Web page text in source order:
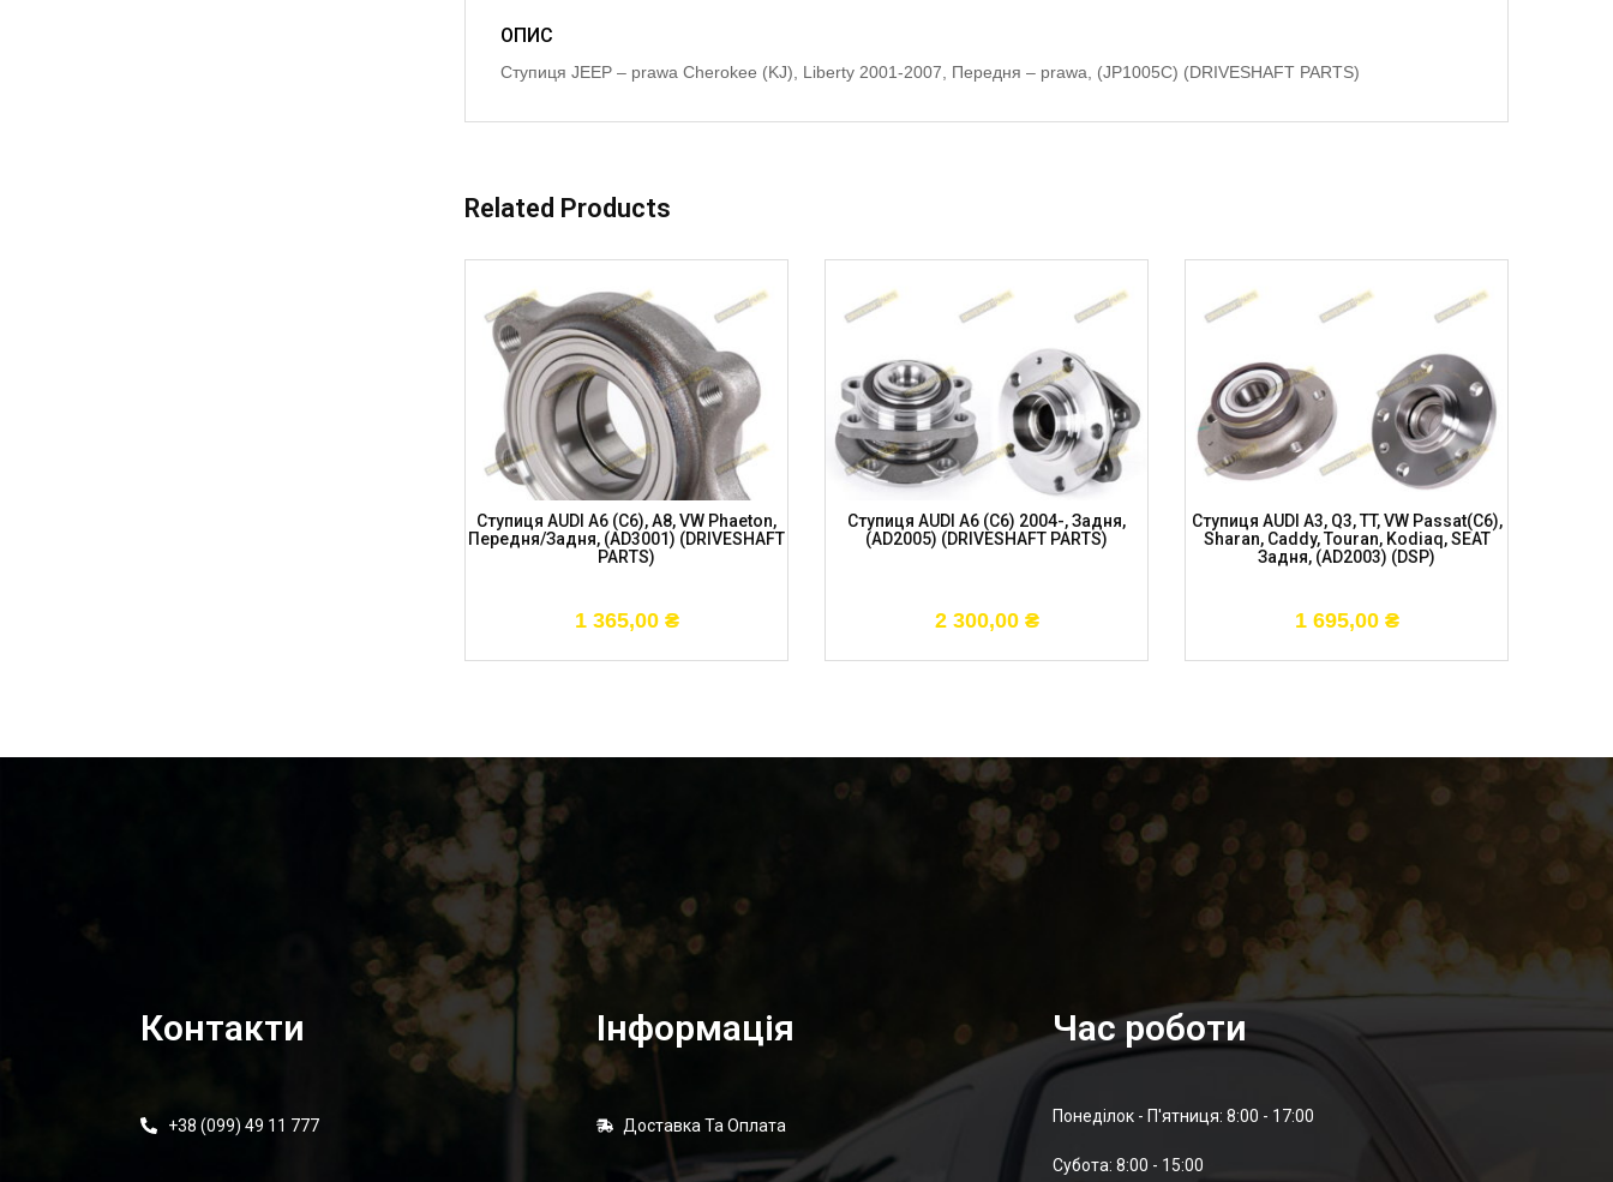
ОПИС
Ступиця JEEP – prawa Cherokee (KJ), Liberty 2001-2007, Передня – prawa, (JP1005C) (DRIVESHAFT PARTS)
Related Products
Ступиця AUDI A6 (C6), A8, VW Phaeton,
Передня/задня, (AD3001) (DRIVESHAFT
PARTS)
1 365,00 ₴
Ступиця AUDI A6 (C6) 2004-, Задня,
(AD2005) (DRIVESHAFT PARTS)
2 300,00 ₴
Ступиця AUDI A3, Q3, TT, VW Passat(C6),
Sharan, Caddy, Touran, Kodiaq, SEAT
Задня, (AD2003) (DSP)
1 695,00 ₴
Контакти
+38 (099) 49 11 777
Інформація
Доставка Та Оплата
Час роботи
Понеділок - П'ятниця: 8:00 - 17:00
Суботa: 8:00 - 15:00